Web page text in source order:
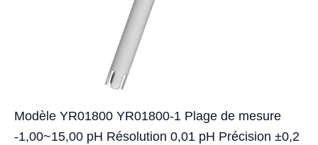
Modèle YR01800 YR01800-1 Plage de mesure
-1,00~15,00 pH Résolution 0,01 pH Précision ±0,2